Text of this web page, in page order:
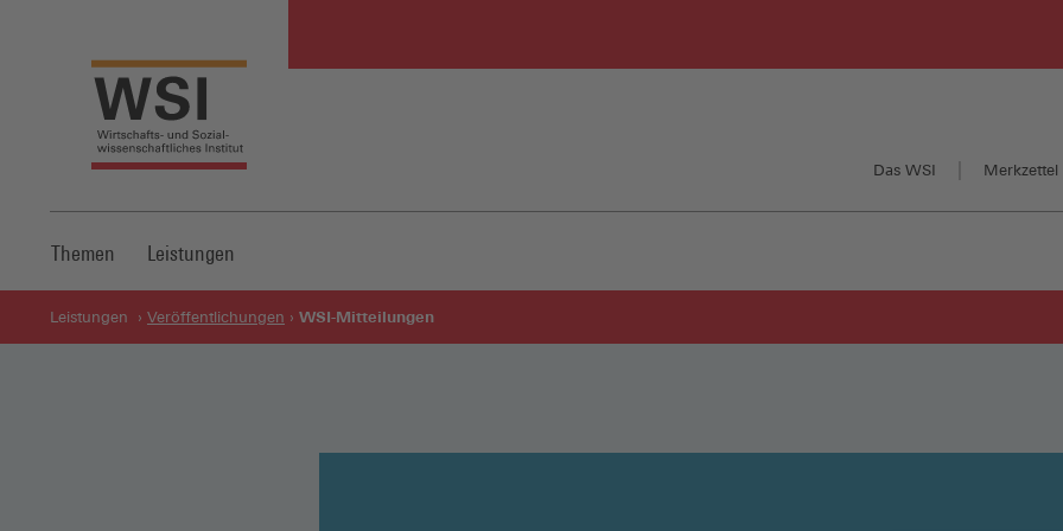
Das WSI Merkzettel
Themen Leistungen
Leistungen Veröffentlichungen WSI-Mitteilungen